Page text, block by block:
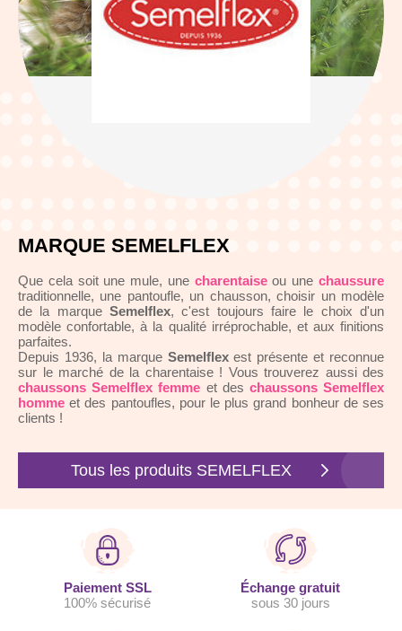
MARQUE SEMELFLEX
Que cela soit une mule, une charentaiseou unechaussure
traditionnelle, une pantoufle, un chausson, choisir un modèle
de la marque Semelflex, c'est toujours faire le choix d'un
modèle confortable, à la qualité irréprochable, et aux finitions
parfaites.
Depuis 1936, la marque Semelflexest présente et reconnue
sur le marché de la charentaise ! Vous trouverez aussi des
chaussons Semelflex femme et des chaussons Semelflex
homme et des pantoufles, pour le plus grand bonheur de ses
clients !
Tous les produits SEMELFLEX
Paiement SSL
100% sécurisé
Échange gratuit
sous 30 jours